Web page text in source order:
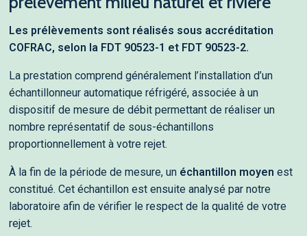
Les prélèvements sont réalisés sous accréditation
COFRAC, selon la FDT 90523-1 et FDT 90523-2.
La prestation comprend généralement l’installation d’un
échantillonneur automatique réfrigéré, associée à un
dispositif de mesure de débit permettant de réaliser un
nombre représentatif de sous-échantillons
proportionnellement à votre rejet.
À la fin de la période de mesure, un échantillon moyen est
constitué. Cet échantillon est ensuite analysé par notre
laboratoire afin de vérifier le respect de la qualité de votre
rejet.